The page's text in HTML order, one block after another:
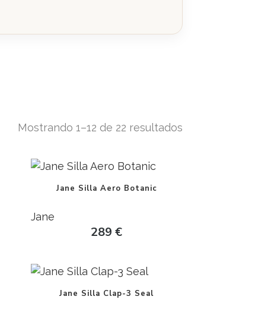
Mostrando 1–12 de 22 resultados
Jane Silla Aero Botanic
Jane
289€
Jane Silla Clap-3 Seal